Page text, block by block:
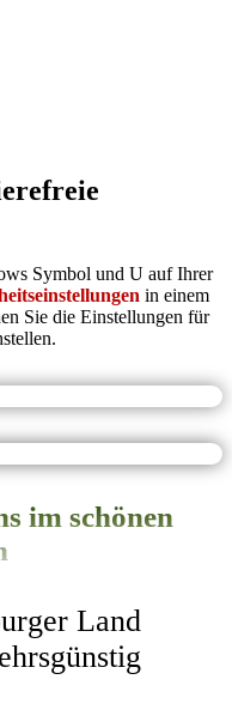
Symbol und U auf Ihrer
in einem
Sie die Einstellungen für
im schönen
Land